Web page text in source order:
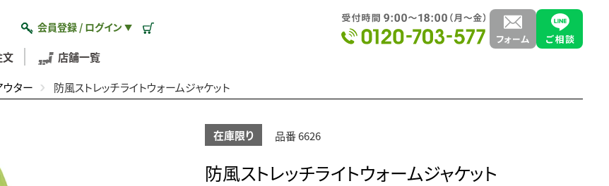
会員登録 / ログイン ▼
文 店舗一覧
ター 防風ストレッチライトウォームジャケット
在庫限り 品番 6626
防風ストレッチライトウォームジャケット